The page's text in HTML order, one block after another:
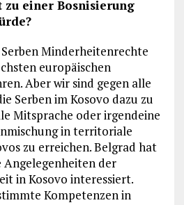
einer Bosnisierung
Minderheitenrechte
europäischen
Aber wir sind gegen alle
Serben im Kosovo dazu zu
Mitsprache oder irgendeine
in territoriale
zu erreichen. Belgrad hat
Angelegenheiten der
in Kosovo interessiert.
Kompetenzen in